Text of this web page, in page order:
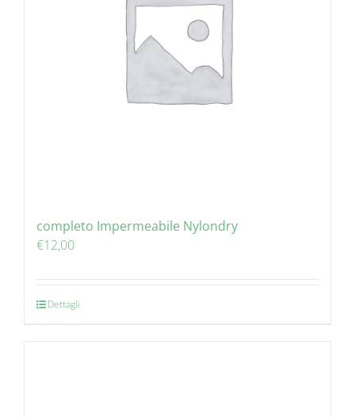
completo Impermeabile Nylondry
€12,00
Dettagli